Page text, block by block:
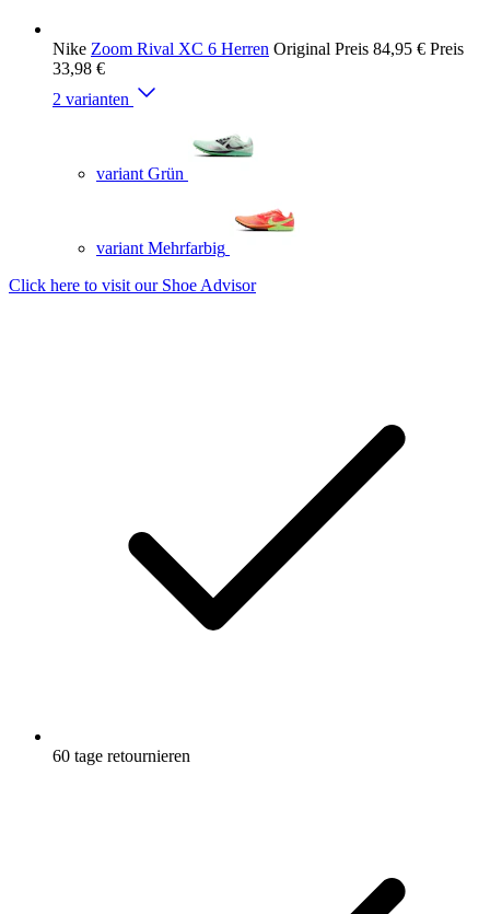
Nike Zoom Rival XC 6 Herren Original Preis 84,95 € Preis
33,98 €
2 varianten
variant Grün
variant Mehrfarbig
Click here to visit our Shoe Advisor
60 tage retournieren